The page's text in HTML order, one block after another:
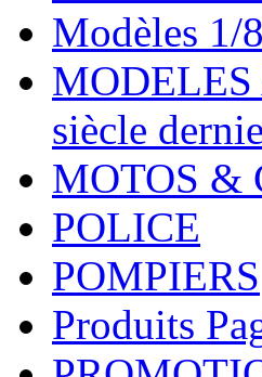
Modèles 1/
siècle
MOTOS &
POLICE
POMPIERS
Produits